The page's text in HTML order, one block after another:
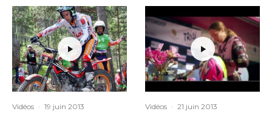
Vidéos · 19 juin 2013 Vidéos · 21 juin 2013